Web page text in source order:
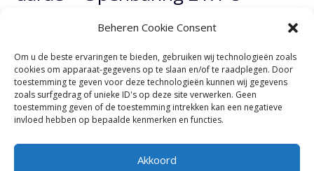
Beheren Cookie Consent
Om u de beste ervaringen te bieden, gebruiken wij technologieën zoals
cookies om apparaat-gegevens op te slaan en/of te raadplegen. Door
toestemming te geven voor deze technologieën kunnen wij gegevens
zoals surfgedrag of unieke ID's op deze site verwerken. Geen
toestemming geven of de toestemming intrekken kan een negatieve
invloed hebben op bepaalde kenmerken en functies.
Akkoord
De nieuwe hemel en nieuwe aarde Openbaring 21:1-
8 Een van de meest brandende kwesties dat veel
kerkgangers bezig houdt is de hemel, oftewel wat
men de hemel noemt, namelijk de plaats waar
In de afgelopen tien jaar...